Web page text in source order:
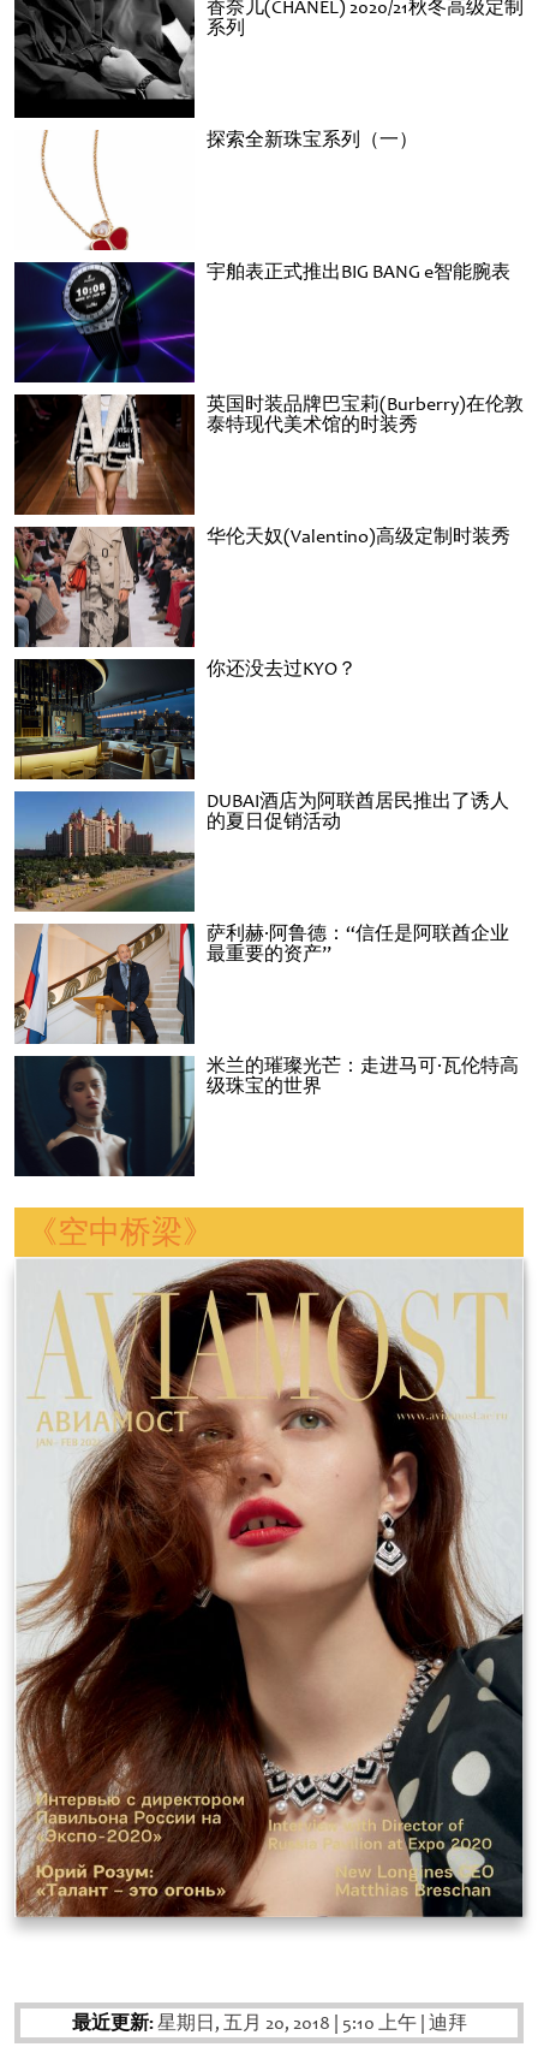
香奈儿(CHANEL) 2020/21秋冬高级定制
系列
探索全新珠宝系列（一）
宇舶表正式推出BIG BANG e智能腕表
英国时装品牌巴宝莉(Burberry)在伦敦
泰特现代美术馆的时装秀
华伦天奴(Valentino)高级定制时装秀
你还没去过KYO？
DUBAI酒店为阿联酋居民推出了诱人
的夏日促销活动
萨利赫·阿鲁德：“信任是阿联酋企业
最重要的资产”
米兰的璀璨光芒：走进马可·瓦伦特高
级珠宝的世界
《空中桥梁》
最近更新:星期日, 五月 20, 2018 5:10 上午 迪拜